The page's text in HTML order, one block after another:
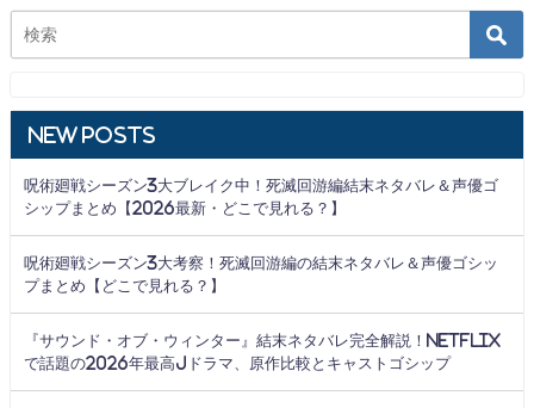
New Posts
呪術廻戦シーズン3大ブレイク中！死滅回游編結末ネタバレ＆声優ゴ
シップまとめ【2026最新・どこで見れる？】
呪術廻戦シーズン3大考察！死滅回游編の結末ネタバレ＆声優ゴシッ
プまとめ【どこで見れる？】
『サウンド・オブ・ウィンター』結末ネタバレ完全解説！Netflix
で話題の2026年最高Jドラマ、原作比較とキャストゴシップ